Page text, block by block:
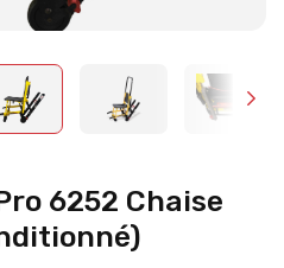
6252 Chaise